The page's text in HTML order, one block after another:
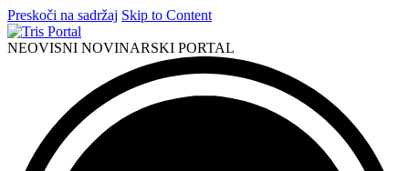
Preskoči na sadržaj Skip to Content
NEOVISNI NOVINARSKI PORTAL